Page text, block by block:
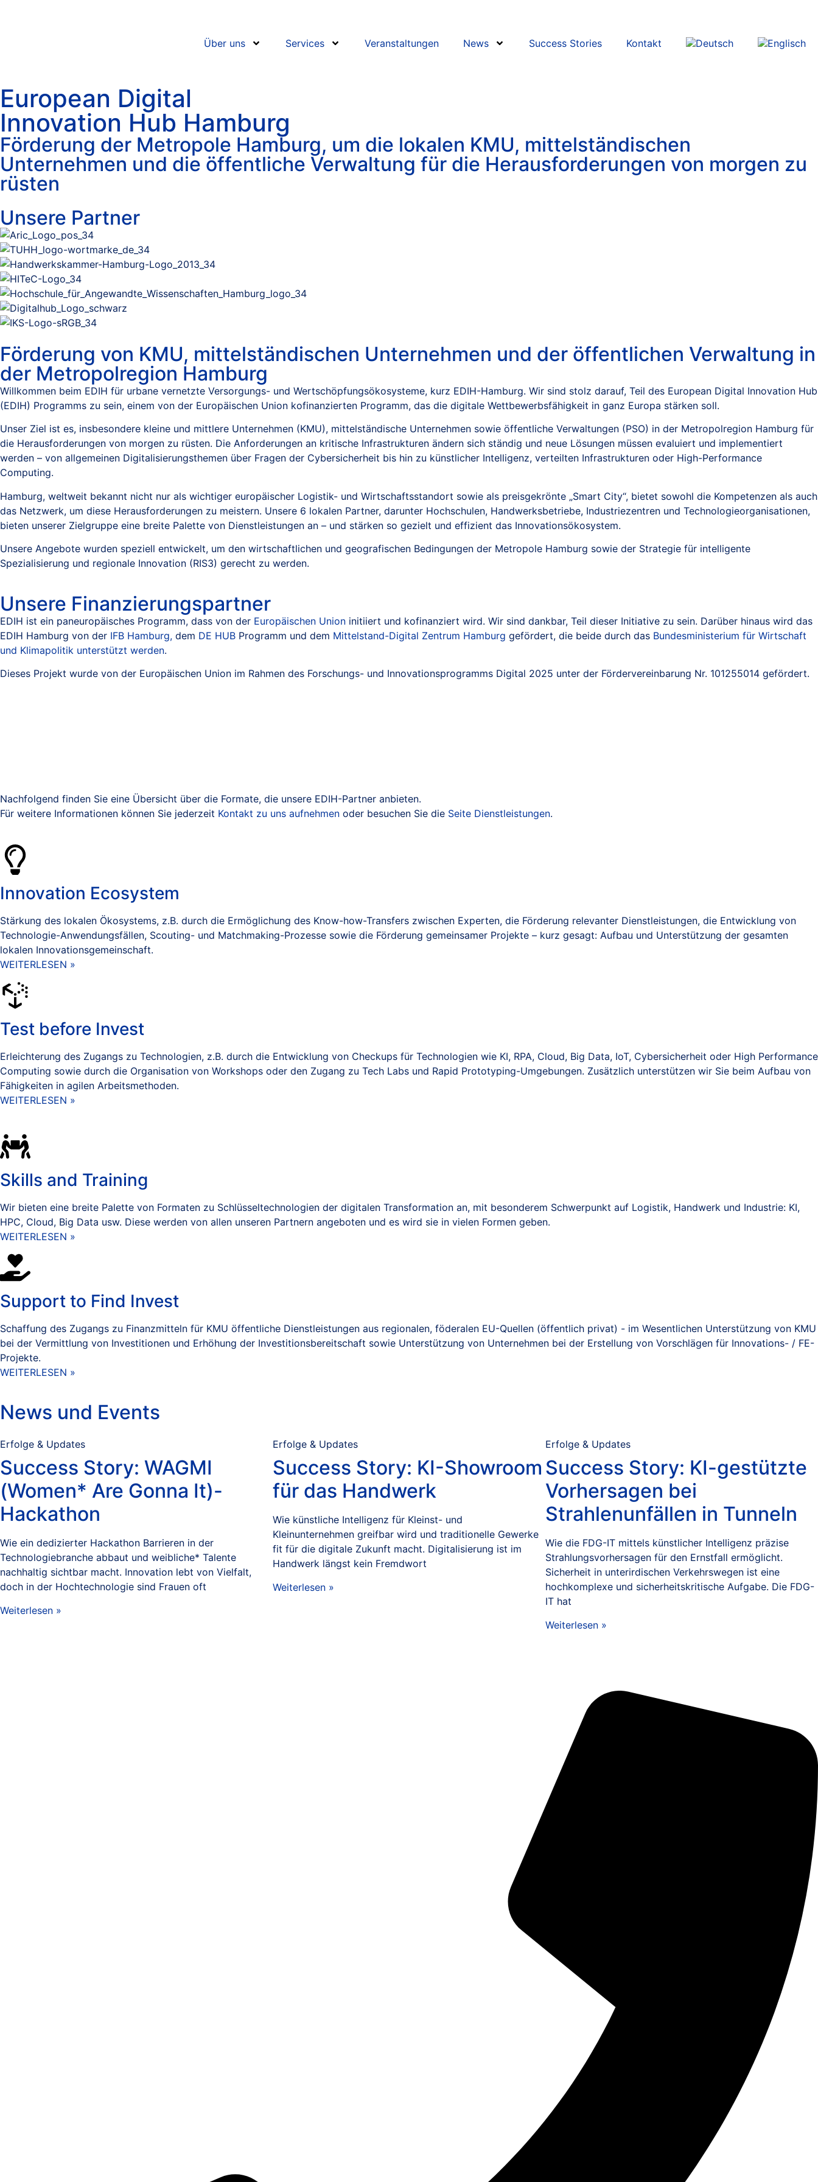
Über uns Services Veranstaltungen News Success Stories Kontakt
European Digital
Innovation Hub Hamburg
Förderung der Metropole Hamburg, um die lokalen KMU, mittelständischen
Unternehmen und die öffentliche Verwaltung für die Herausforderungen von morgen zu
rüsten
Unsere Partner
Förderung von KMU, mittelständischen Unternehmen und der öffentlichen Verwaltung in
der Metropolregion Hamburg
Willkommen beim EDIH für urbane vernetzte Versorgungs- und Wertschöpfungsökosysteme, kurz EDIH-Hamburg. Wir sind stolz darauf, Teil des European Digital Innovation Hub
(EDIH) Programms zu sein, einem von der Europäischen Union kofinanzierten Programm, das die digitale Wettbewerbsfähigkeit in ganz Europa stärken soll.
Unser Ziel ist es, insbesondere kleine und mittlere Unternehmen (KMU), mittelständische Unternehmen sowie öffentliche Verwaltungen (PSO) in der Metropolregion Hamburg für
die Herausforderungen von morgen zu rüsten. Die Anforderungen an kritische Infrastrukturen ändern sich ständig und neue Lösungen müssen evaluiert und implementiert
werden – von allgemeinen Digitalisierungsthemen über Fragen der Cybersicherheit bis hin zu künstlicher Intelligenz, verteilten Infrastrukturen oder High-Performance
Computing.
Hamburg, weltweit bekannt nicht nur als wichtiger europäischer Logistik- und Wirtschaftsstandort sowie als preisgekrönte „Smart City“, bietet sowohl die Kompetenzen als auch
das Netzwerk, um diese Herausforderungen zu meistern. Unsere 6 lokalen Partner, darunter Hochschulen, Handwerksbetriebe, Industriezentren und Technologieorganisationen,
bieten unserer Zielgruppe eine breite Palette von Dienstleistungen an – und stärken so gezielt und effizient das Innovationsökosystem.
Unsere Angebote wurden speziell entwickelt, um den wirtschaftlichen und geografischen Bedingungen der Metropole Hamburg sowie der Strategie für intelligente
Spezialisierung und regionale Innovation (RIS3) gerecht zu werden.
Unsere Finanzierungspartner
EDIH ist ein paneuropäisches Programm, dass von der Europäischen Union initiiert und kofinanziert wird. Wir sind dankbar, Teil dieser Initiative zu sein. Darüber hinaus wird das
EDIH Hamburg von der IFB Hamburg, dem DE HUB Programm und dem Mittelstand-Digital Zentrum Hamburg gefördert, die beide durch das Bundesministerium für Wirtschaft
und Klimapolitik unterstützt werden.
Dieses Projekt wurde von der Europäischen Union im Rahmen des Forschungs- und Innovationsprogramms Digital 2025 unter der Fördervereinbarung Nr. 101255014 gefördert.
Nachfolgend finden Sie eine Übersicht über die Formate, die unsere EDIH-Partner anbieten.
Für weitere Informationen können Sie jederzeit Kontakt zu uns aufnehmen oder besuchen Sie die Seite Dienstleistungen.
Innovation Ecosystem
Stärkung des lokalen Ökosystems, z.B. durch die Ermöglichung des Know-how-Transfers zwischen Experten, die Förderung relevanter Dienstleistungen, die Entwicklung von
Technologie-Anwendungsfällen, Scouting- und Matchmaking-Prozesse sowie die Förderung gemeinsamer Projekte – kurz gesagt: Aufbau und Unterstützung der gesamten
lokalen Innovationsgemeinschaft.
WEITERLESEN »
Test before Invest
Erleichterung des Zugangs zu Technologien, z.B. durch die Entwicklung von Checkups für Technologien wie KI, RPA, Cloud, Big Data, IoT, Cybersicherheit oder High Performance
Computing sowie durch die Organisation von Workshops oder den Zugang zu Tech Labs und Rapid Prototyping-Umgebungen. Zusätzlich unterstützen wir Sie beim Aufbau von
Fähigkeiten in agilen Arbeitsmethoden.
WEITERLESEN »
Skills and Training
Wir bieten eine breite Palette von Formaten zu Schlüsseltechnologien der digitalen Transformation an, mit besonderem Schwerpunkt auf Logistik, Handwerk und Industrie: KI,
HPC, Cloud, Big Data usw. Diese werden von allen unseren Partnern angeboten und es wird sie in vielen Formen geben.
WEITERLESEN »
Support to Find Invest
Schaffung des Zugangs zu Finanzmitteln für KMU öffentliche Dienstleistungen aus regionalen, föderalen EU-Quellen (öffentlich privat) - im Wesentlichen Unterstützung von KMU
bei der Vermittlung von Investitionen und Erhöhung der Investitionsbereitschaft sowie Unterstützung von Unternehmen bei der Erstellung von Vorschlägen für Innovations- / FE-
Projekte.
WEITERLESEN »
News und Events
Erfolge & Updates
Success Story: WAGMI
(Women* Are Gonna It)-
Hackathon
Wie ein dedizierter Hackathon Barrieren in der
Technologiebranche abbaut und weibliche* Talente
nachhaltig sichtbar macht. Innovation lebt von Vielfalt,
doch in der Hochtechnologie sind Frauen oft
Weiterlesen »
Erfolge & Updates
Success Story: KI-Showroom
für das Handwerk
Wie künstliche Intelligenz für Kleinst- und
Kleinunternehmen greifbar wird und traditionelle Gewerke
fit für die digitale Zukunft macht. Digitalisierung ist im
Handwerk längst kein Fremdwort
Weiterlesen »
Erfolge & Updates
Success Story: KI-gestützte
Vorhersagen bei
Strahlenunfällen in Tunneln
Wie die FDG-IT mittels künstlicher Intelligenz präzise
Strahlungsvorhersagen für den Ernstfall ermöglicht.
Sicherheit in unterirdischen Verkehrswegen ist eine
hochkomplexe und sicherheitskritische Aufgabe. Die FDG-
IT hat
Weiterlesen »